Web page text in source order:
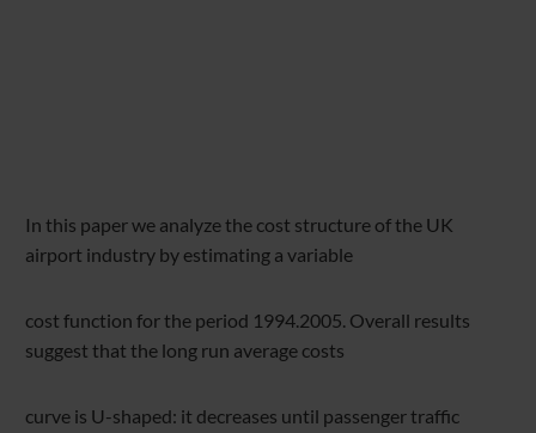
In this paper we analyze the cost structure of the UK
airport industry by estimating a variable
cost function for the period 1994.2005. Overall results
suggest that the long run average costs
curve is U-shaped: it decreases until passenger traffic